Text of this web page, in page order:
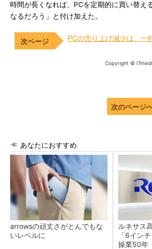
時間が長くなれば、PCを定期的に買い替え
なるだろう」と付け加えた。
PCの売り上げ減少は、一
Copyright ©
次のページ
あなたにおすすめ
arrowsの頑丈さがとんでもな
いレベルに
ルネサス
「6イン
操業50年